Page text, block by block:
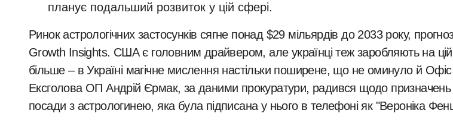
планує подальший розвиток у цій сфері.
Ринок астрологічних застосунків сягне понад $29 мільярдів до 2033 року, прогнозує Global
Growth Insights. США є головним драйвером, але українці теж заробляють на цій
більше – в Україні магічне мислення настільки поширене, що не оминуло й
Ексголова ОП Андрій Єрмак, за даними прокуратури, радився щодо призначень
посади з астрологинею, яка була підписана у нього в телефоні як "Вероніка